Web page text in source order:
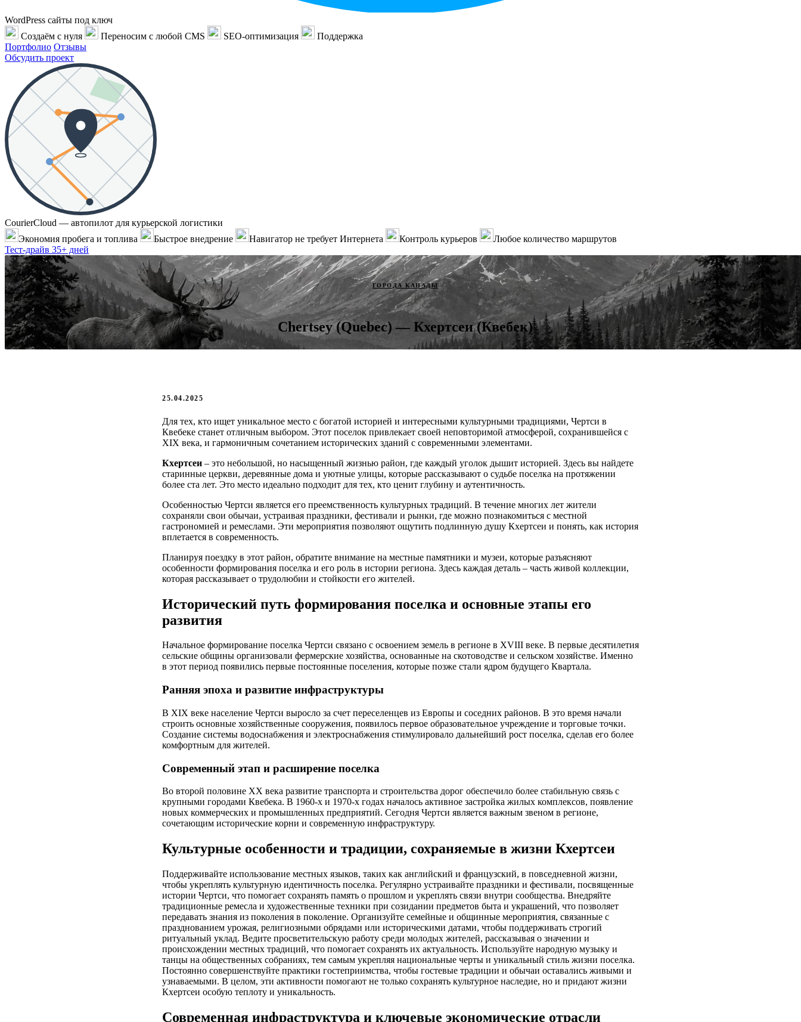
WordPress сайты под ключ
Создаём с нуля
Переносим с любой CMS SEO-оптимизация
Поддержка
Портфолио Отзывы
Обсудить проект
CourierCloud — автопилот для курьерской логистики
Экономия пробега и топлива
Быстрое внедрение Навигатор не требует Интернета Контроль курьеров
Любое количество маршрутов
Тест-драйв 35+ дней
ГОРОДА КАНАДЫ
Chertsey (Quebec) — Кхертсеи (Квебек)
25.04.2025
Для тех, кто ищет уникальное место с богатой историей и интересными культурными традициями, Чертси в
Квебеке станет отличным выбором. Этот поселок привлекает своей неповторимой атмосферой, сохранившейся с
XIX века, и гармоничным сочетанием исторических зданий с современными элементами.
Кхертсеи – это небольшой, но насыщенный жизнью район, где каждый уголок дышит историей. Здесь вы найдете
старинные церкви, деревянные дома и уютные улицы, которые рассказывают о судьбе поселка на протяжении
более ста лет. Это место идеально подходит для тех, кто ценит глубину и аутентичность.
Особенностью Чертси является его преемственность культурных традиций. В течение многих лет жители
сохраняли свои обычаи, устраивая праздники, фестивали и рынки, где можно познакомиться с местной
гастрономией и ремеслами. Эти мероприятия позволяют ощутить подлинную душу Кхертсеи и понять, как история
вплетается в современность.
Планируя поездку в этот район, обратите внимание на местные памятники и музеи, которые разъясняют
особенности формирования поселка и его роль в истории региона. Здесь каждая деталь – часть живой коллекции,
которая рассказывает о трудолюбии и стойкости его жителей.
Исторический путь формирования поселка и основные этапы его
развития
Начальное формирование поселка Чертси связано с освоением земель в регионе в XVIII веке. В первые десятилетия
сельские общины организовали фермерские хозяйства, основанные на скотоводстве и сельском хозяйстве. Именно
в этот период появились первые постоянные поселения, которые позже стали ядром будущего Квартала.
Ранняя эпоха и развитие инфраструктуры
В XIX веке население Чертси выросло за счет переселенцев из Европы и соседних районов. В это время начали
строить основные хозяйственные сооружения, появилось первое образовательное учреждение и торговые точки.
Создание системы водоснабжения и электроснабжения стимулировало дальнейший рост поселка, сделав его более
комфортным для жителей.
Современный этап и расширение поселка
Во второй половине XX века развитие транспорта и строительства дорог обеспечило более стабильную связь с
крупными городами Квебека. В 1960-х и 1970-х годах началось активное застройка жилых комплексов, появление
новых коммерческих и промышленных предприятий. Сегодня Чертси является важным звеном в регионе,
сочетающим исторические корни и современную инфраструктуру.
Культурные особенности и традиции, сохраняемые в жизни Кхертсеи
Поддерживайте использование местных языков, таких как английский и французский, в повседневной жизни,
чтобы укреплять культурную идентичность поселка. Регулярно устраивайте праздники и фестивали, посвященные
истории Чертси, что помогает сохранять память о прошлом и укреплять связи внутри сообщества. Внедряйте
традиционные ремесла и художественные техники при созидании предметов быта и украшений, что позволяет
передавать знания из поколения в поколение. Организуйте семейные и общинные мероприятия, связанные с
празднованием урожая, религиозными обрядами или историческими датами, чтобы поддерживать строгий
ритуальный уклад. Ведите просветительскую работу среди молодых жителей, рассказывая о значении и
происхождении местных традиций, что помогает сохранять их актуальность. Используйте народную музыку и
танцы на общественных собраниях, тем самым укрепляя национальные черты и уникальный стиль жизни поселка.
Постоянно совершенствуйте практики гостеприимства, чтобы гостевые традиции и обычаи оставались живыми и
узнаваемыми. В целом, эти активности помогают не только сохранять культурное наследие, но и придают жизни
Кхертсеи особую теплоту и уникальность.
Современная инфраструктура и ключевые экономические отрасли